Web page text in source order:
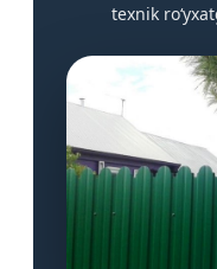
texnik